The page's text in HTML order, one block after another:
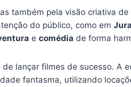
também pela visão criativa de
do público, como em
e comédia de forma
de lançar filmes de sucesso. A
fantasma, utilizando